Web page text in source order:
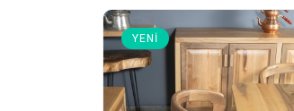
YENI